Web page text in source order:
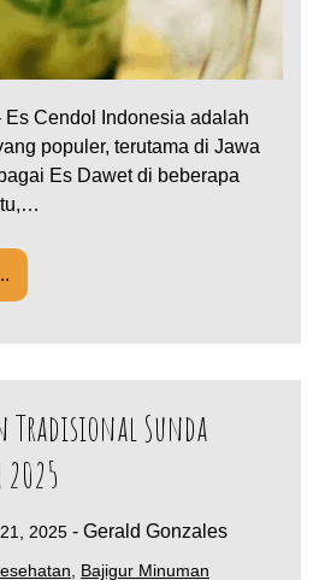
Cendol Indonesia adalah
populer, terutama di Jawa
Es Dawet di beberapa
Tradisional Sunda
2025 - Gerald Gonzales
Bajigur Minuman